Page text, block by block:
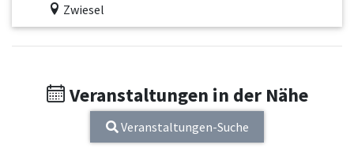
Zwiesel
Veranstaltungen in der Nähe
Veranstaltungen-Suche